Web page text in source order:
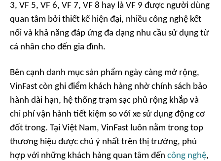
3, VF 5, VF 6, VF 7, VF 8 hay là VF 9 được người dùng
quan tâm bởi thiết kế hiện đại, nhiều công nghệ kết
nối và khả năng đáp ứng đa dạng nhu cầu sử dụng từ
cá nhân cho đến gia đình.
Bên cạnh danh mục sản phẩm ngày càng mở rộng,
VinFast còn ghi điểm khách hàng nhờ chính sách bảo
hành dài hạn, hệ thống trạm sạc phủ rộng khắp và
chi phí vận hành tiết kiệm so với xe sử dụng động cơ
đốt trong. Tại Việt Nam, VinFast luôn nằm trong top
thương hiệu được chú ý nhất trên thị trường, phù
hợp với những khách hàng quan tâm đến công nghệ,